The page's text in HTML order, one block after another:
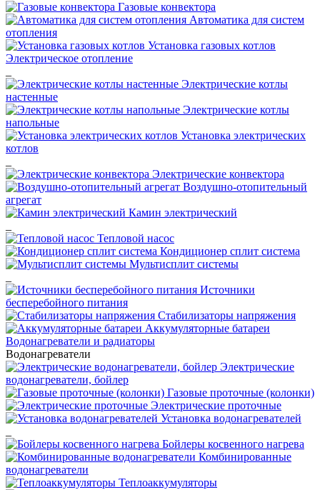
Газовые конвектора
Автоматика для систем
отопления
Установка газовых котлов
Электрическое отопление
Электрические котлы
настенные
Электрические котлы
напольные
Установка электрических
котлов
Электрические конвектора
Воздушно-отопительный
агрегат
Камин электрический
Тепловой насос
Кондиционер сплит система
Мультисплит системы
Источники
бесперебойного питания
Стабилизаторы напряжения
Аккумуляторные батареи
Водонагреватели и радиаторы
Водонагреватели
Электрические
водонагреватели, бойлер
Газовые проточные (колонки)
Электрические проточные
Установка водонагревателей
Бойлеры косвенного нагрева
Комбинированные
водонагреватели
Теплоаккумуляторы